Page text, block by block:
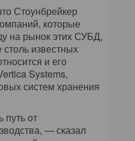
Стоунбрейкер
которые
на рынок этих СУБД,
известных
и его
Systems,
систем хранения
путь от
— сказал